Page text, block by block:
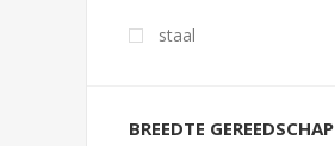
staal
BREEDTE GEREEDSCHAP